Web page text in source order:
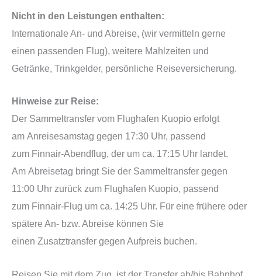
Nicht in den Leistungen enthalten:
Internationale An- und Abreise, (wir vermitteln gerne
einen passenden Flug), weitere Mahlzeiten und
Getränke, Trinkgelder, persönliche Reiseversicherung.
Hinweise zur Reise:
Der Sammeltransfer vom Flughafen Kuopio erfolgt
am Anreisesamstag gegen 17:30 Uhr, passend
zum Finnair-Abendflug, der um ca. 17:15 Uhr landet.
Am Abreisetag bringt Sie der Sammeltransfer gegen
11:00 Uhr zurück zum Flughafen Kuopio, passend
zum Finnair-Flug um ca. 14:25 Uhr. Für eine frühere oder
spätere An- bzw. Abreise können Sie
einen Zusatztransfer gegen Aufpreis buchen.